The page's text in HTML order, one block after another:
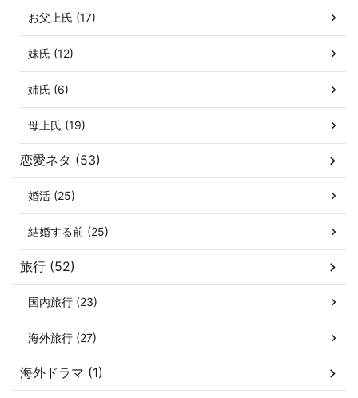
お父上氏 (17)
妹氏 (12)
姉氏 (6)
母上氏 (19)
恋愛ネタ (53)
婚活 (25)
結婚する前 (25)
旅行 (52)
国内旅行 (23)
海外旅行 (27)
海外ドラマ (1)